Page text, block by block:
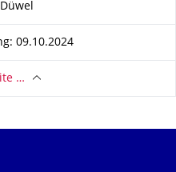
09.10.2024
…